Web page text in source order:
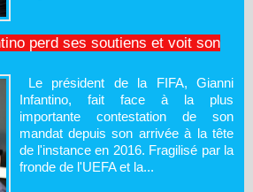
perd ses soutiens et voit son
Le président de la FIFA, Gianni
Infantino, fait face à la plus
importante contestation de son
mandat depuis son arrivée à la tête
de l'instance en 2016. Fragilisé par la
fronde de l'UEFA et la...